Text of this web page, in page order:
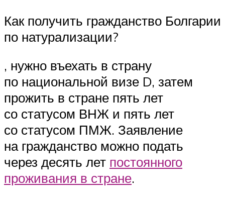
Как получить гражданство Болгарии
по натурализации?
, нужно въехать в страну
по национальной визе D, затем
прожить в стране пять лет
со статусом ВНЖ и пять лет
со статусом ПМЖ. Заявление
на гражданство можно подать
через десять лет постоянного
проживания в стране.